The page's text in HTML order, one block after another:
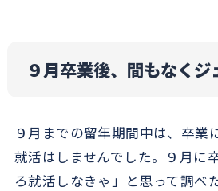
９月卒業後、間もなく
９月までの留年期間中は、卒業
就活はしませんでした。９月に
ろ就活しなきゃ」と思って調べ